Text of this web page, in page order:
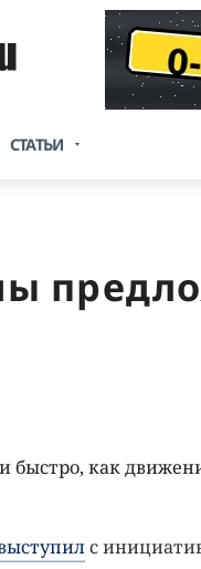
СТАТЬИ
быстро, как
с